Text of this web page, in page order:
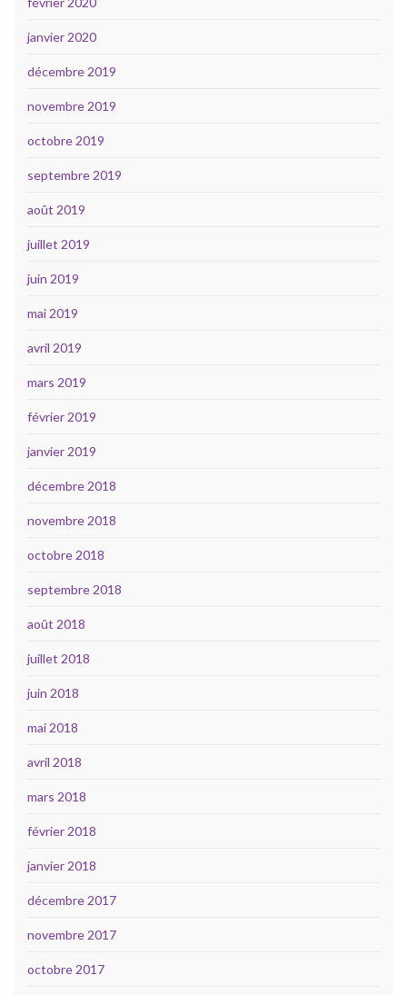
janvier 2020
décembre 2019
novembre 2019
octobre 2019
septembre 2019
août 2019
juillet 2019
juin 2019
mai 2019
avril 2019
mars 2019
février 2019
janvier 2019
décembre 2018
novembre 2018
octobre 2018
septembre 2018
août 2018
juillet 2018
juin 2018
mai 2018
avril 2018
mars 2018
février 2018
janvier 2018
décembre 2017
novembre 2017
octobre 2017